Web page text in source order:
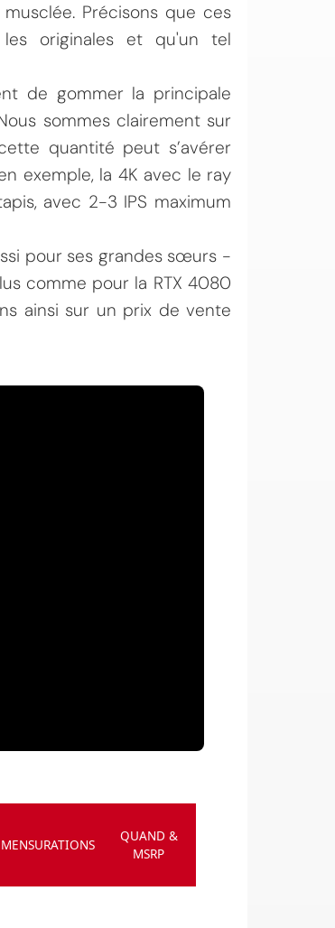
Précisons que ces
les originales et qu'un tel
de gommer la principale
sommes clairement sur
quantité peut s’avérer
exemple, la 4K avec le ray
avec 2-3 IPS maximum
pour ses grandes sœurs -
comme pour la RTX 4080
ainsi sur un prix de vente
MENSURATIONS
QUAND &
MSRP